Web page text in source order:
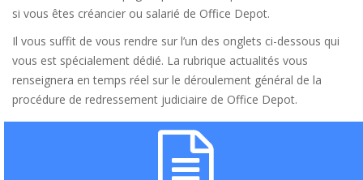
si vous êtes créancier ou salarié de Office Depot.
Il vous suffit de vous rendre sur l’un des onglets ci-dessous qui
vous est spécialement dédié. La rubrique actualités vous
renseignera en temps réel sur le déroulement général de la
procédure de redressement judiciaire de Office Depot.